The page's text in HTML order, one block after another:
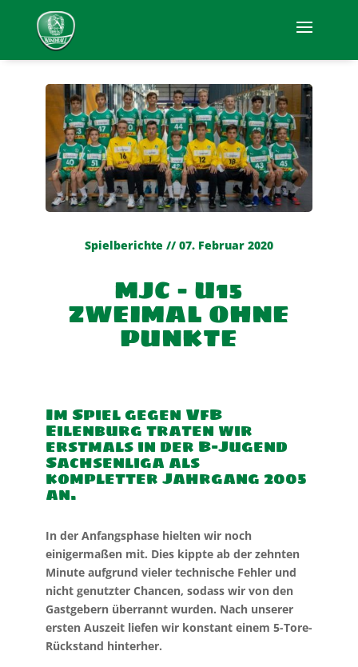
Spielberichte // 07. Februar 2020
MJC – U15
ZWEIMAL OHNE
PUNKTE
Im Spiel gegen VfB
Eilenburg traten wir
erstmals in der B-Jugend
Sachsenliga als
kompletter Jahrgang 2005
an.
In der Anfangsphase hielten wir noch
einigermaßen mit. Dies kippte ab der zehnten
Minute aufgrund vieler technische Fehler und
nicht genutzter Chancen, sodass wir von den
Gastgebern überrannt wurden. Nach unserer
ersten Auszeit liefen wir konstant einem 5-Tore-
Rückstand hinterher.